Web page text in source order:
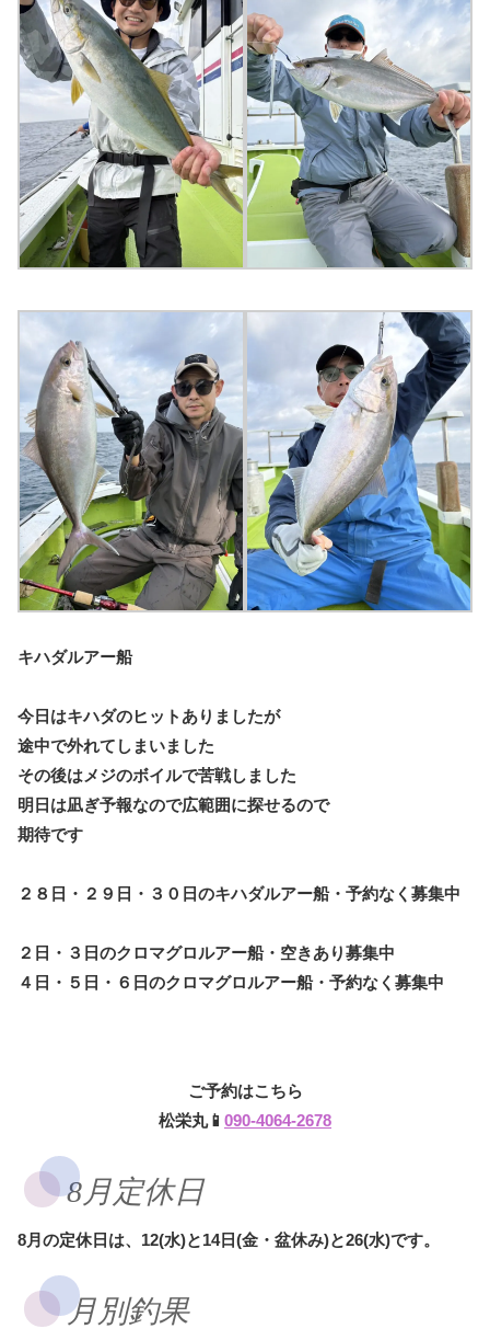
キハダルアー船
今日はキハダのヒットありましたが
途中で外れてしまいました
その後はメジのボイルで苦戦しました
明日は凪ぎ予報なので広範囲に探せるので
期待です
２８日・２９日・３０日のキハダルアー船・予約なく募集中
２日・３日のクロマグロルアー船・空きあり募集中
４日・５日・６日のクロマグロルアー船・予約なく募集中
ご予約はこちら
松栄丸📱 090-4064-2678
8月定休日
8月の定休日は、12(水)と14日(金・盆休み)と26(水)です。
月別釣果